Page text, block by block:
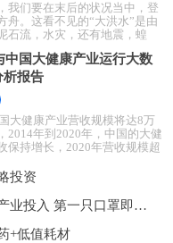
我们要在末后的状况当中，登
舟。这看不见的“大洪水”是由
石流，水灾，还有地震，蝗
的，好像是各种各样的一些潜
中国大健康产业运行大数
析报告
大健康产业营收规模将达8万
2014年到2020年，中国的大健
保持增长，2020年营收规模超
投资
卓尔控股阎志：加大健康产业投入 第一只口罩即将出产
+低值耗材